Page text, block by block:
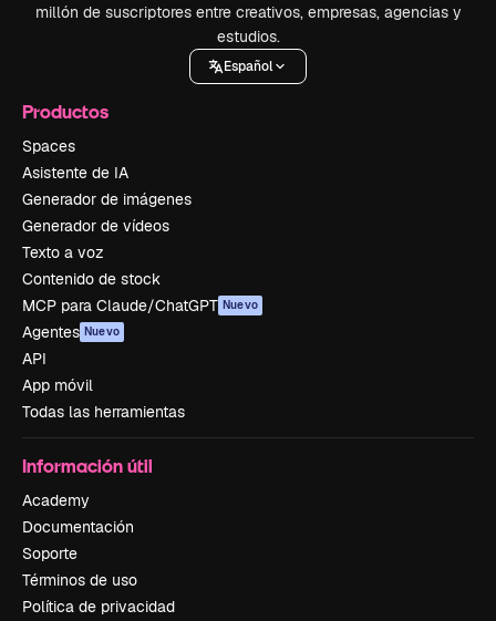
millón de suscriptores entre creativos, empresas, agencias y
estudios.
Español
Productos
Spaces
Asistente de IA
Generador de imágenes
Generador de vídeos
Texto a voz
Contenido de stock
MCP para Claude/ChatGPT Nuevo
Agentes Nuevo
API
App móvil
Todas las herramientas
Información útil
Academy
Documentación
Soporte
Términos de uso
Política de privacidad